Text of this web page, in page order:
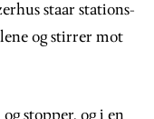
staar stations-
og stirrer mot
stopper, og i en